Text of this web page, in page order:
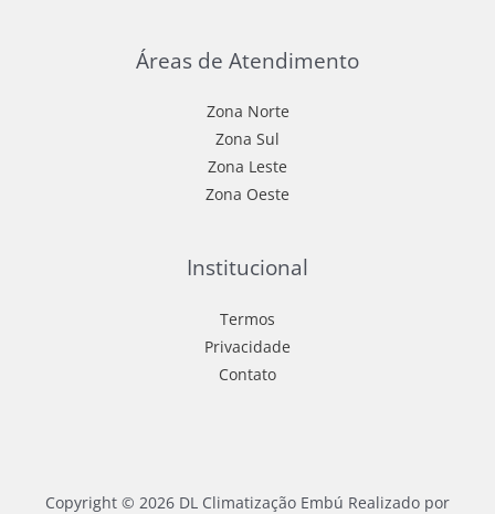
Áreas de Atendimento
Zona Norte
Zona Sul
Zona Leste
Zona Oeste
Institucional
Termos
Privacidade
Contato
Copyright © 2026 DL Climatização Embú Realizado por